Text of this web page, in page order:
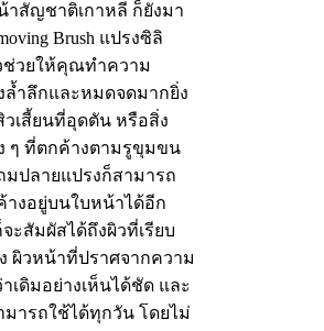
สัญชาติเกาหลี ก็ยังมา
Brush แปรงซิลิ
วยให้คุณทำความ
ล้ำลึกและหมดจดมากยิ่ง
เสี้ยนที่อุดตัน หรือสิ่ง
ๆ ที่ตกค้างตามรูขุมขน
ปลายแปรงก็สามารถ
างอยู่บนใบหน้าได้อีก
ะสัมผัสได้ถึงผิวที่เรียบ
ผิวหน้าที่ปราศจากความ
เดิมอย่างเห็นได้ชัด และ
ารถใช้ได้ทุกวัน โดยไม่